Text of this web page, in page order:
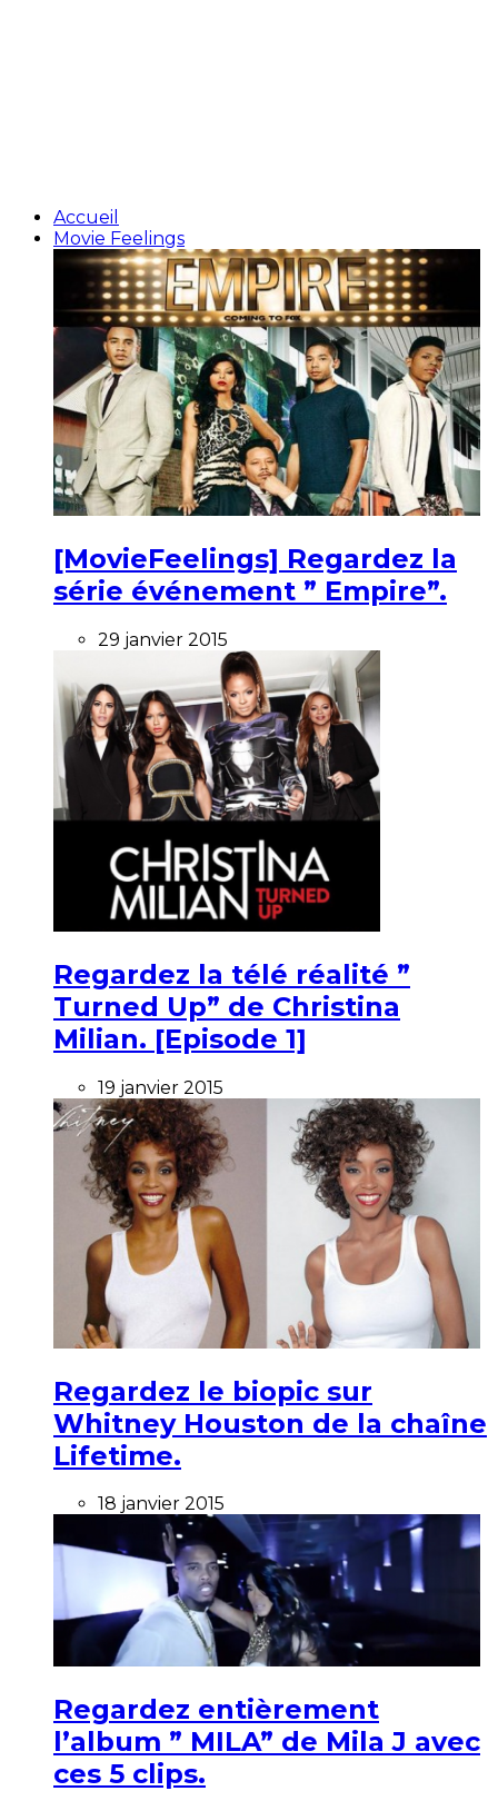
Accueil
Movie Feelings
[MovieFeelings] Regardez la
série événement ” Empire”.
29 janvier 2015
Regardez la télé réalité ”
Turned Up” de Christina
Milian. [Episode 1]
19 janvier 2015
Regardez le biopic sur
Whitney Houston de la chaîne
Lifetime.
18 janvier 2015
Regardez entièrement
l’album ” MILA” de Mila J avec
ces 5 clips.